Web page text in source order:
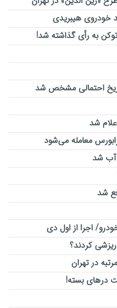
خودروی هیبریدی
به رأی گذاشته شد!
احتمالی مشخص شد
شد
معامله می‌شود
آب شد
اجرا از اول دی
کردند؟
درهای بسته!